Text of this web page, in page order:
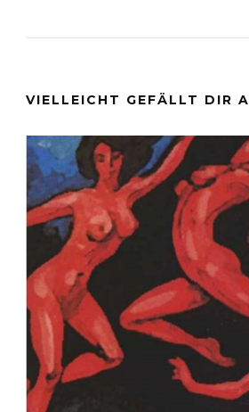
VIELLEICHT GEFÄLLT DIR